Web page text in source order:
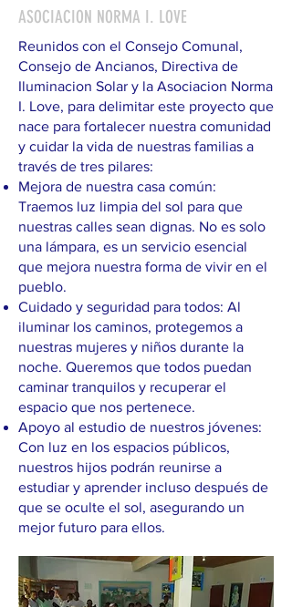
ASOCIACION NORMA I. LOVE
Reunidos con el Consejo Comunal,
Consejo de Ancianos, Directiva de
Iluminacion Solar y la Asociacion Norma
I. Love, para delimitar este proyecto que
nace para fortalecer nuestra comunidad
y cuidar la vida de nuestras familias a
través de tres pilares:
Mejora de nuestra casa común:
Traemos luz limpia del sol para que
nuestras calles sean dignas. No es solo
una lámpara, es un servicio esencial
que mejora nuestra forma de vivir en el
pueblo.
Cuidado y seguridad para todos: Al
iluminar los caminos, protegemos a
nuestras mujeres y niños durante la
noche. Queremos que todos puedan
caminar tranquilos y recuperar el
espacio que nos pertenece.
Apoyo al estudio de nuestros jóvenes:
Con luz en los espacios públicos,
nuestros hijos podrán reunirse a
estudiar y aprender incluso después de
que se oculte el sol, asegurando un
mejor futuro para ellos.